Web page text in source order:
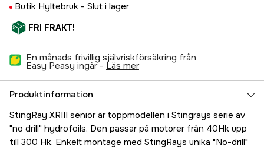
Butik Hyltebruk - Slut i lager
FRI FRAKT!
En månads frivillig självriskförsäkring från
Easy Peasy ingår - läs mer
Produktinformation
StingRay XRIII senior är toppmodellen i Stingrays serie av
"no drill" hydrofoils. Den passar på motorer från 40Hk upp
till 300 Hk. Enkelt montage med StingRays unika "No-drill"